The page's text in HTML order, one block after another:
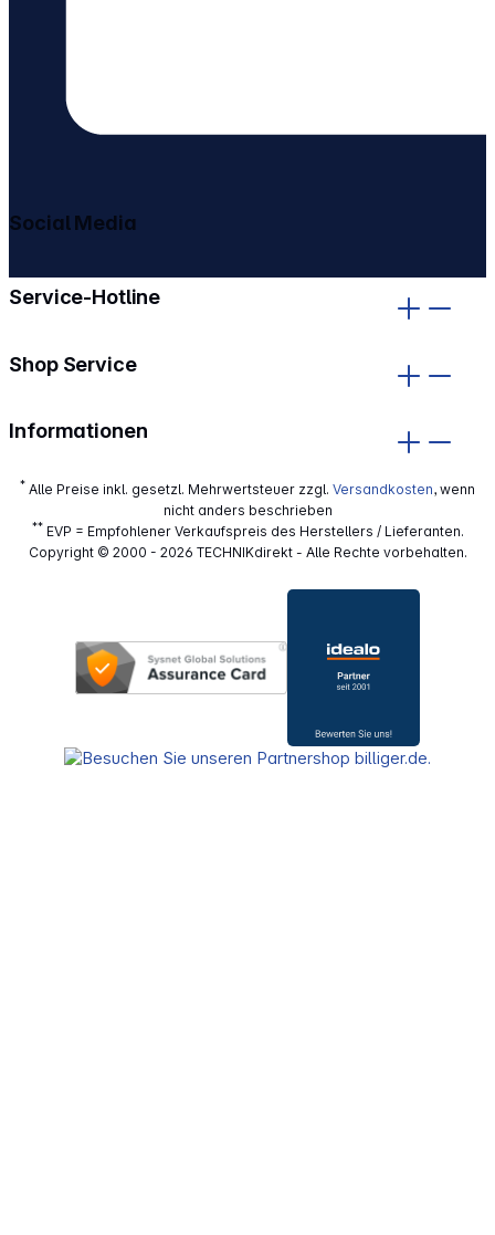
Service-Hotline
Shop Service
Informationen
Social Media
* Alle Preise inkl. gesetzl. Mehrwertsteuer zzgl. Versandkosten, wenn
nicht anders beschrieben
** EVP = Empfohlener Verkaufspreis des Herstellers / Lieferanten.
Copyright © 2000 - 2026 TECHNIKdirekt - Alle Rechte vorbehalten.